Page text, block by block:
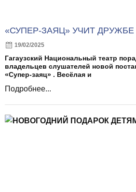
«СУПЕР-ЗАЯЦ» УЧИТ
19/02/2025
Гагаузский Национальный театр
владельцев слушателей новой
«Супер-заяц» . Весёлая и
Подробнее...